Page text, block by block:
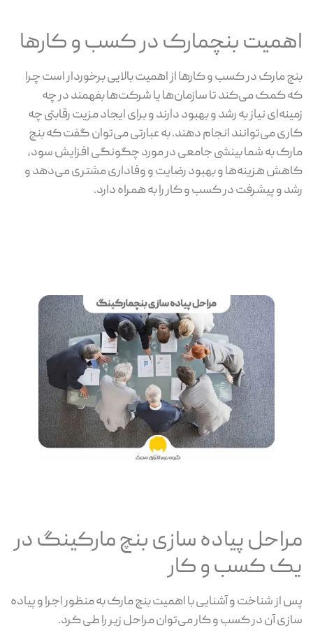
اهمیت بنچمارک در کسب و کارها
بنچ مارک در کسب و کارها از اهمیت بالایی برخوردار است چرا
که کمک می‌کند تا سازمان‌ها یا شرکت‌ها بفهمند در چه
زمینه‌ای نیاز به رشد و بهبود دارند و برای ایجاد مزیت رقابتی چه
کاری می‌توانند انجام دهند. به عبارتی می‌توان گفت که بنچ
مارک به شما بینشی جامعی در مورد چگونگی افزایش سود،
کاهش هزینه‌ها و بهبود رضایت و وفاداری مشتری می‌دهد و
رشد و پیشرفت در کسب و کار را به همراه دارد.
مراحل پیاده سازی بنچ مارکینگ در
یک کسب و کار
پس از شناخت و آشنایی با اهمیت بنچ مارک به منظور اجرا و پیاده
سازی آن در کسب و کار می‌توان مراحل زیر را طی کرد.